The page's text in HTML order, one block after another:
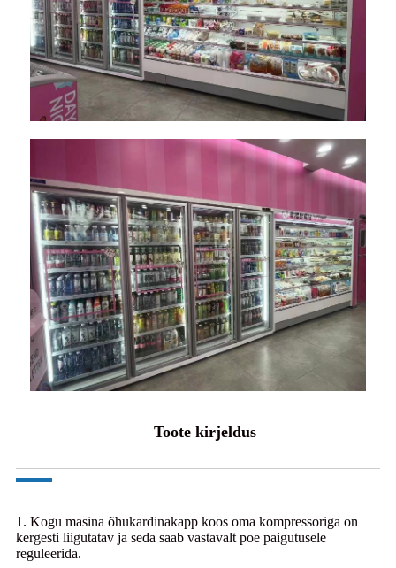
Toote kirjeldus
1. Kogu masina õhukardinakapp koos oma kompressoriga on
kergesti liigutatav ja seda saab vastavalt poe paigutusele
reguleerida.